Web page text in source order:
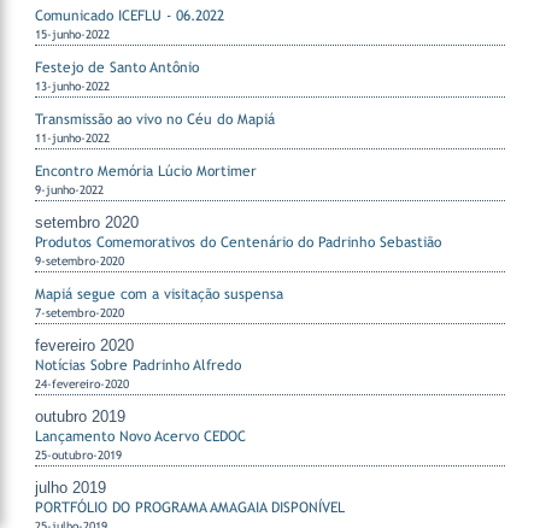
Comunicado ICEFLU - 06.2022
15-junho-2022
Festejo de Santo Antônio
13-junho-2022
Transmissão ao vivo no Céu do Mapiá
11-junho-2022
Encontro Memória Lúcio Mortimer
9-junho-2022
setembro 2020
Produtos Comemorativos do Centenário do Padrinho Sebastião
9-setembro-2020
Mapiá segue com a visitação suspensa
7-setembro-2020
fevereiro 2020
Notícias Sobre Padrinho Alfredo
24-fevereiro-2020
outubro 2019
Lançamento Novo Acervo CEDOC
25-outubro-2019
julho 2019
PORTFÓLIO DO PROGRAMA AMAGAIA DISPONÍVEL